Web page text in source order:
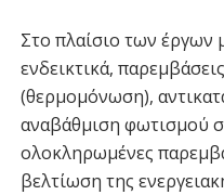
Στο πλαίσιο των
ενδεικτικά,
(θερμομόνωση),
αναβάθμιση φωτισμού
ολοκληρωμένες
βελτίωση της